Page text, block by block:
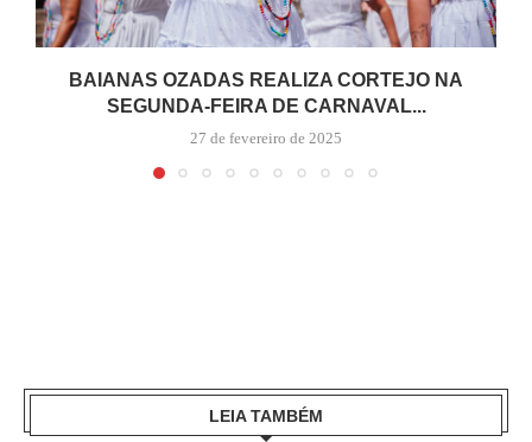
BAIANAS OZADAS REALIZA CORTEJO NA
SEGUNDA-FEIRA DE CARNAVAL...
27 de fevereiro de 2025
LEIA TAMBÉM